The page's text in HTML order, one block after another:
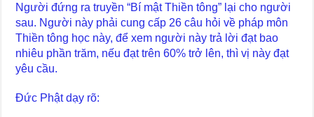
Người đứng ra truyền “Bí mật Thiền tông” lại cho người
sau. Người này phải cung cấp 26 câu hỏi về pháp môn
Thiền tông học này, để xem người này trả lời đạt bao
nhiêu phần trăm, nếu đạt trên 60% trở lên, thì vị này đạt
yêu cầu.
Đức Phật dạy rõ: